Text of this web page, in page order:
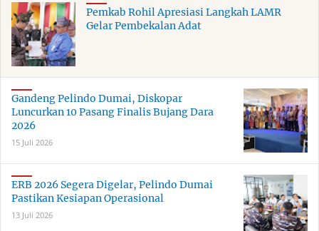
Pemkab Rohil Apresiasi Langkah LAMR
Gelar Pembekalan Adat
Gandeng Pelindo Dumai, Diskopar
Luncurkan 10 Pasang Finalis Bujang Dara
2026
15 Juli 2026
ERB 2026 Segera Digelar, Pelindo Dumai
Pastikan Kesiapan Operasional
13 Juli 2026